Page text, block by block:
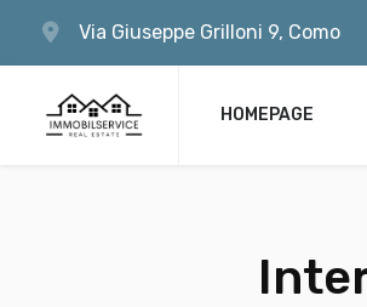
Via Giuseppe Grilloni 9, Como
HOMEPAGE